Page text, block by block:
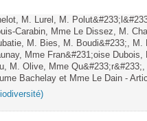
M. Lurel, M.
Carabin, Mme Le Dissez, M.
M. Bies, M. Boudi&#233;,
Mme Fran&#231;oise
M. Olive, Mme
Bachelay et Mme Le Dain -